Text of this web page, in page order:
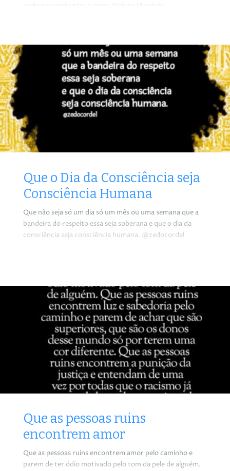
podem se ensinadas a amar. Nelson Mandela
Que o Dia da Consciência seja
Consciência Humana
Que não seja só um dia só um mês ou uma semana que a
bandeira do respeito essa seja soberana e que o dia da
consciência seja consciência humana. @zedocordel
Que as pessoas ruins
encontrem amor
Que as pessoas ruins encontrem amor pelo caminho e
parem de ter ódio motivado pelo tom da pele de alguém.